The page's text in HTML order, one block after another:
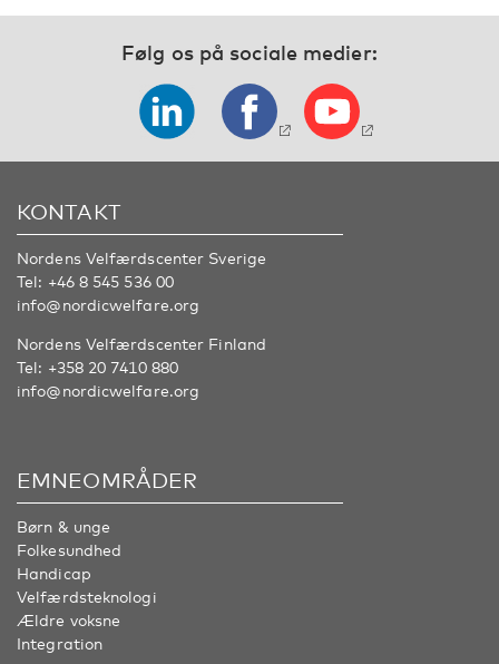
Følg os på sociale medier:
KONTAKT
Nordens Velfærdscenter Sverige
Tel: +46 8 545 536 00
info@nordicwelfare.org
Nordens Velfærdscenter Finland
Tel: +358 20 7410 880
info@nordicwelfare.org
EMNEOMRÅDER
Børn & unge
Folkesundhed
Handicap
Velfærdsteknologi
Ældre voksne
Integration